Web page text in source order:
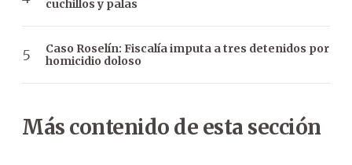
cuchillos y palas
Caso Roselín: Fiscalía imputa a tres detenidos por
homicidio doloso
Más contenido de esta sección